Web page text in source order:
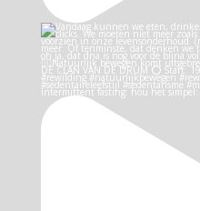
Intermittent fasting: hou het simpel: